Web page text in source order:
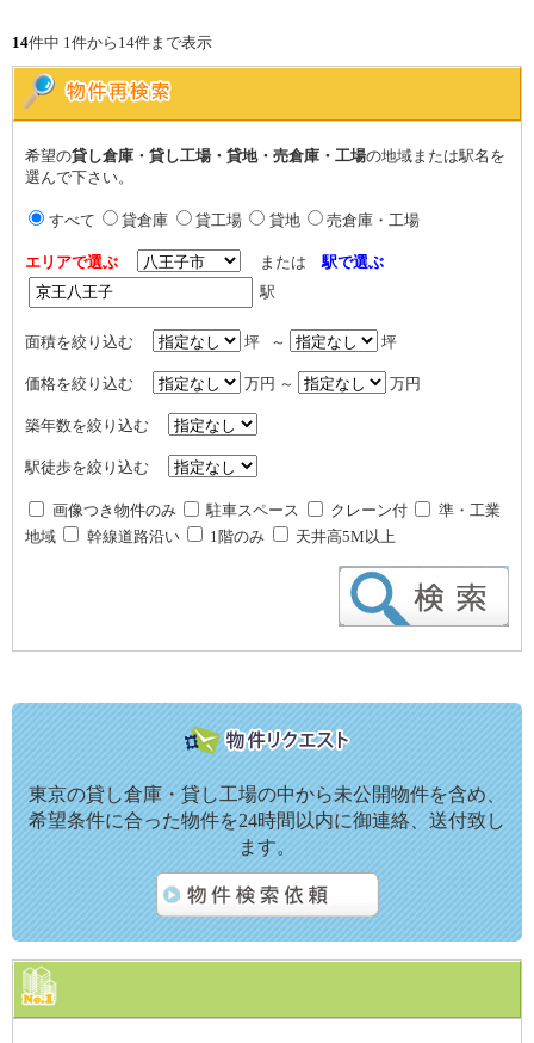
14件中 1件から14件まで表示
希望の貸し倉庫・貸し工場・貸地・売倉庫・工場の地域または駅名を
選んで下さい。
すべて 貸倉庫 貸工場 貸地 売倉庫・工場
エリアで選ぶ または駅で選ぶ
駅
面積を絞り込む 坪 ～ 坪
価格を絞り込む 万円 ～ 万円
築年数を絞り込む
駅徒歩を絞り込む
画像つき物件のみ 駐車スペース クレーン付
準・工業
地域
幹線道路沿い 1階のみ 天井高5M以上
東京の貸し倉庫・貸し工場の中から未公開物件を含め、
希望条件に合った物件を24時間以内に御連絡、送付致し
ます。